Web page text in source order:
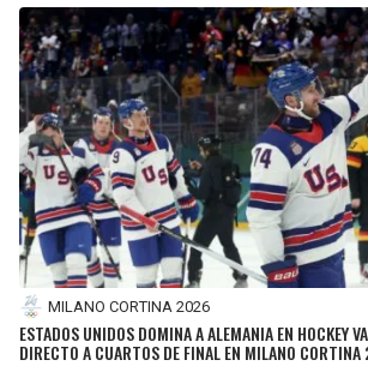
MILANO CORTINA 2026
ESTADOS UNIDOS DOMINA A ALEMANIA EN HOCKEY
DIRECTO A CUARTOS DE FINAL EN MILANO